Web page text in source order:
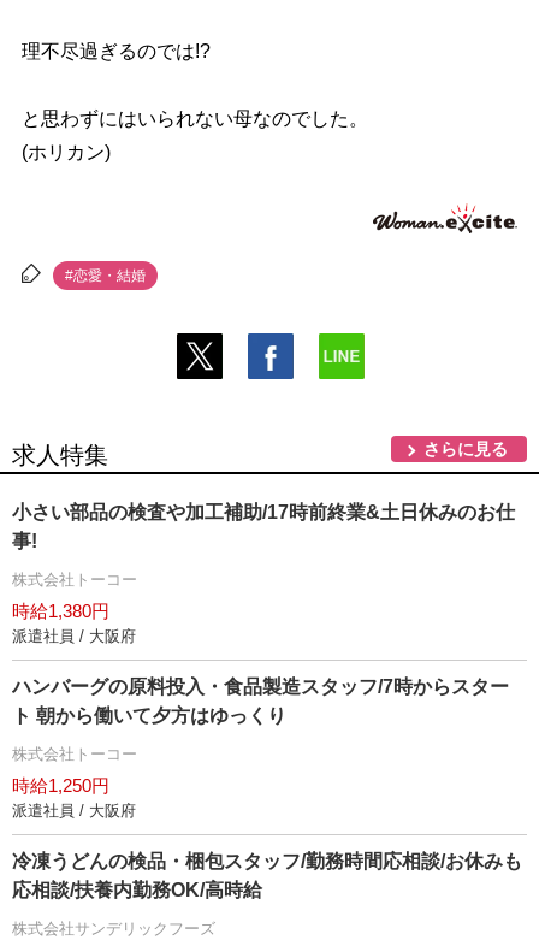
理不尽過ぎるのでは!?
と思わずにはいられない母なのでした。
(ホリカン)
#恋愛・結婚
求人特集 さらに見る
小さい部品の検査や加工補助/17時前終業&土日休みのお仕
事!
株式会社トーコー
時給1,380円
派遣社員 / 大阪府
ハンバーグの原料投入・食品製造スタッフ/7時からスター
ト 朝から働いて夕方はゆっくり
株式会社トーコー
時給1,250円
派遣社員 / 大阪府
冷凍うどんの検品・梱包スタッフ/勤務時間応相談/お休みも
応相談/扶養内勤務OK/高時給
株式会社サンデリックフーズ